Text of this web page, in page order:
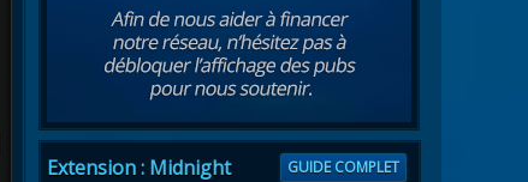
Extension : Midnight GUIDE COMPLET